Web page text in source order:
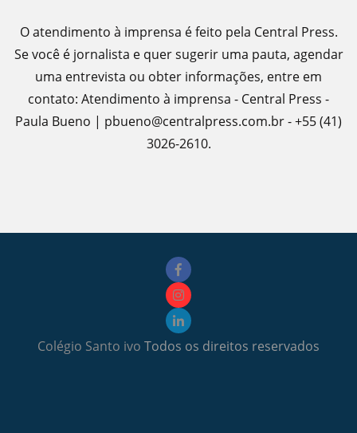
O atendimento à imprensa é feito pela Central Press.
Se você é jornalista e quer sugerir uma pauta, agendar
uma entrevista ou obter informações, entre em
contato: Atendimento à imprensa - Central Press -
Paula Bueno | pbueno@centralpress.com.br - +55 (41)
3026-2610.
Colégio Santo ivo Todos os direitos reservados